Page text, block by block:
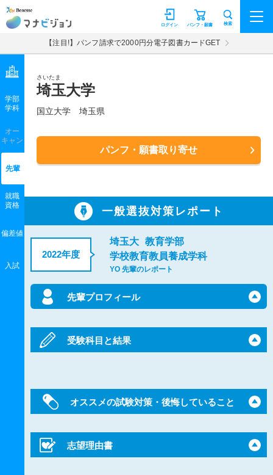
マナビジョン パンフ・願書
ログイン 検索
【注目!】パンフ請求で2000円分電子図書カードGET
さいたま
埼玉大学
国立大学 埼玉県
パンフ・願書取り寄せ
学部
学科
オー
キャン
先輩
就職
資格
偏差値
入試
一般選抜対策レポート
2022年度
埼玉大 教育学部
学校教育教員養成学科
YO 先輩のレポート
先輩プロフィール
受験科目と結果
オススメの試験対策・後悔していること
志望理由書